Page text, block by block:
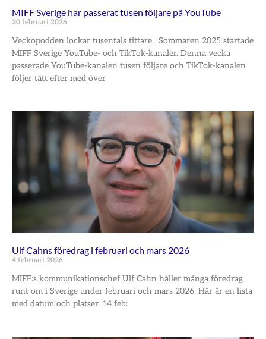
MIFF Sverige har passerat tusen följare på YouTube
20 februari 2026
Veckopodden lockar tusentals tittare. Sommaren 2025 startade
MIFF Sverige YouTube- och TikTok-kanaler. Denna vecka
passerade YouTube-kanalen tusen följare och TikTok-kanalen
följer tätt efter med över
Ulf Cahns föredrag i februari och mars 2026
4 februari 2026
MIFF:s kommunikationschef Ulf Cahn håller många föredrag
runt om i Sverige under februari och mars 2026. Här är en lista
med datum och platser. 14 feb: